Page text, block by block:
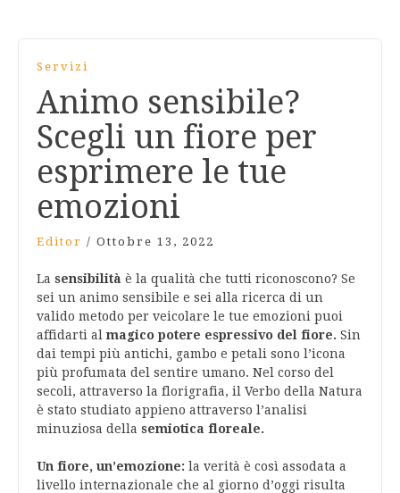
Servizi
Animo sensibile?
Scegli un fiore per
esprimere le tue
emozioni
Editor / Ottobre 13, 2022
La sensibilità è la qualità che tutti riconoscono? Se
sei un animo sensibile e sei alla ricerca di un
valido metodo per veicolare le tue emozioni puoi
affidarti al magico potere espressivo del fiore. Sin
dai tempi più antichi, gambo e petali sono l’icona
più profumata del sentire umano. Nel corso del
secoli, attraverso la florigrafia, il Verbo della Natura
è stato studiato appieno attraverso l’analisi
minuziosa della semiotica floreale.
Un fiore, un’emozione: la verità è così assodata a
livello internazionale che al giorno d’oggi risulta